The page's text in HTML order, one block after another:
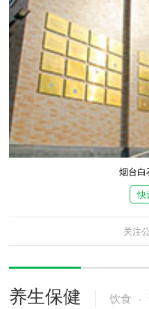
烟台白
快
关注
养生保健 饮食 ·